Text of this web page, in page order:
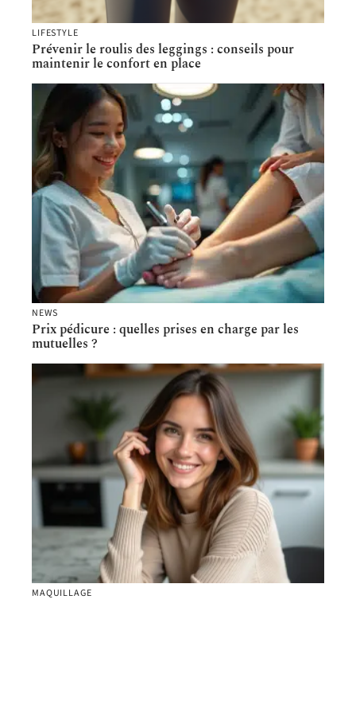
LIFESTYLE
Prévenir le roulis des leggings : conseils pour
maintenir le confort en place
NEWS
Prix pédicure : quelles prises en charge par les
mutuelles ?
MAQUILLAGE